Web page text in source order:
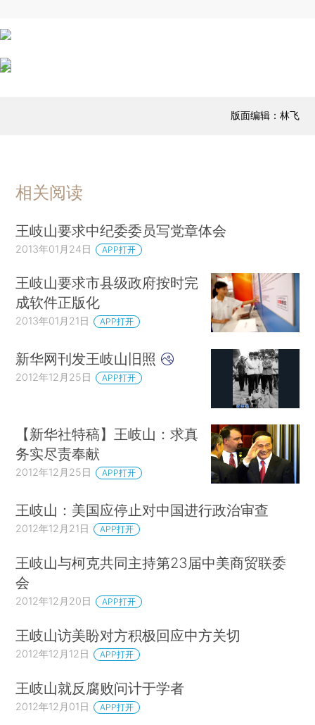
版面编辑：林飞
相关阅读
王岐山要求中纪委委员写党章体会
2013年01月24日 APP打开
王岐山要求市县级政府按时完
成软件正版化
2013年01月21日 APP打开
新华网刊发王岐山旧照
2012年12月25日 APP打开
【新华社特稿】王岐山：求真
务实尽责奉献
2012年12月25日 APP打开
王岐山：美国应停止对中国进行政治审查
2012年12月21日 APP打开
王岐山与柯克共同主持第23届中美商贸联委
会
2012年12月20日 APP打开
王岐山访美盼对方积极回应中方关切
2012年12月12日 APP打开
王岐山就反腐败问计于学者
2012年12月01日 APP打开